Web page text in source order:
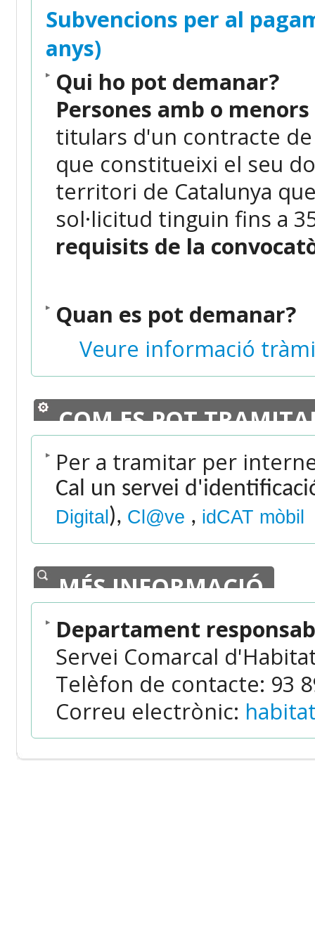
Subvencions per al
anys)
Qui ho pot demanar?
Persones amb o
titulars d'un contracte
que constitueixi el seu
territori de Catalunya
sol·licitud tinguin fins a
requisits de la
Quan es pot demanar?
Veure informació
COM ES POT
Per a tramitar per
Cal un servei
Digital), Cl@ve , idCAT mòbil
MÉS INFORMACIÓ
Departament
Servei Comarcal
Telèfon de contacte: 93
Correu electrònic: